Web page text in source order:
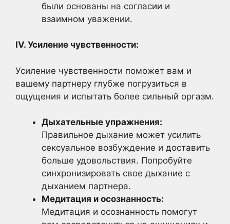
были основаны на согласии и
взаимном уважении.
IV. Усиление чувственности:
Усиление чувственности поможет вам и
вашему партнеру глубже погрузиться в
ощущения и испытать более сильный оргазм.
Дыхательные упражнения:
Правильное дыхание может усилить
сексуальное возбуждение и доставить
больше удовольствия. Попробуйте
синхронизировать свое дыхание с
дыханием партнера.
Медитация и осознанность:
Медитация и осознанность помогут